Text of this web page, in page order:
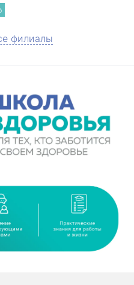
филиалы